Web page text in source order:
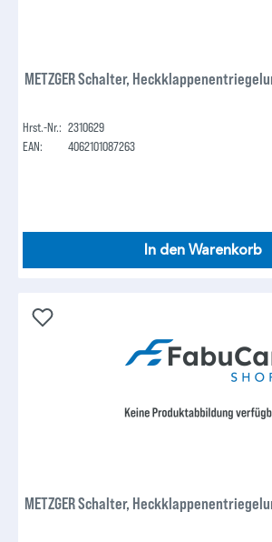
METZGER Schalter,
Hrst.-Nr.: 2310629
EAN:
4062101087263
In den Warenkorb
METZGER Schalter,